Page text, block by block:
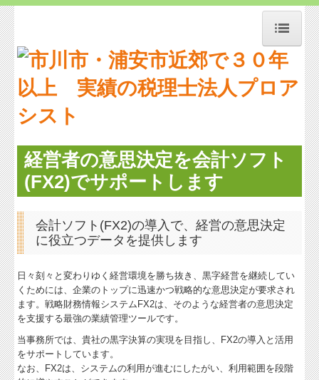
ホーム
事務所紹介
経営理念
交通案内
リンク集
関与先向け融資商品ご紹介
経営者オススメ情報
Q&A経営相談
税務カレンダー
税務Q&A
経営者の意思決定を会計ソフト
(FX2)でサポートします
会計ソフト(FX2)の導入で、経営の意思決定
に役立つデータを提供します
日々刻々と変わりゆく経営環境を勝ち抜き、黒字経営を継続してい
くためには、企業のトップに迅速かつ戦略的な意思決定が要求され
ます。戦略財務情報システムFX2は、そのような経営者の意思決定
を支援する最強の業績管理ツールです。
当事務所では、貴社の黒字決算の実現を目指し、FX2の導入と活用
をサポートしています。
なお、FX2は、システムの利用が進むにしたがい、利用範囲を段階